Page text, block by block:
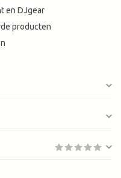
en DJgear
producten